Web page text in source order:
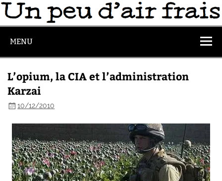
MENU
L’opium, la CIA et l’administration
Karzai
10/12/2010